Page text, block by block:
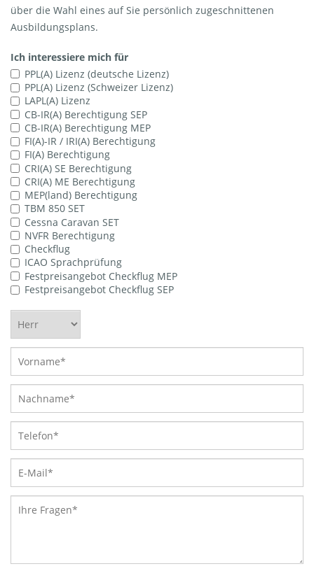
über die Wahl eines auf Sie persönlich zugeschnittenen
Ausbildungsplans.
Ich interessiere mich für
PPL(A) Lizenz (deutsche Lizenz)
PPL(A) Lizenz (Schweizer Lizenz)
LAPL(A) Lizenz
CB-IR(A) Berechtigung SEP
CB-IR(A) Berechtigung MEP
FI(A)-IR / IRI(A) Berechtigung
FI(A) Berechtigung
CRI(A) SE Berechtigung
CRI(A) ME Berechtigung
MEP(land) Berechtigung
TBM 850 SET
Cessna Caravan SET
NVFR Berechtigung
Checkflug
ICAO Sprachprüfung
Festpreisangebot Checkflug MEP
Festpreisangebot Checkflug SEP